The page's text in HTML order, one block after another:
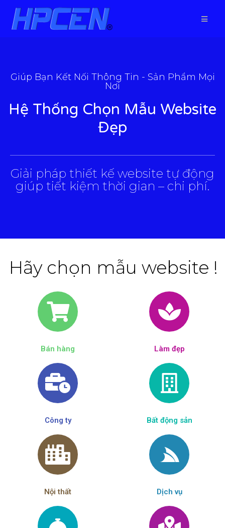
Giúp Bạn Kết Nối Thông Tin - Sản Phẩm Mọi
Nơi
Hệ Thống Chọn Mẫu Website
Đẹp
Giải pháp thiết kế website tự động
giúp tiết kiệm thời gian – chi phí.
Hãy chọn mẫu website !
Bán hàng Làm đẹp​
Công ty Bất động sản
Nội thất Dịch vụ